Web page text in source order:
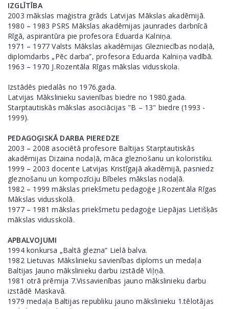
IZGLĪTĪBA
2003 mākslas maģistra grāds Latvijas Mākslas akadēmijā.
1980 – 1983 PSRS Mākslas akadēmijas jaunrades darbnīcā
Rīgā, aspirantūra pie profesora Eduarda Kalniņa.
1971 – 1977 Valsts Mākslas akadēmijas Glezniecības nodaļā,
diplomdarbs „Pēc darba”, profesora Eduarda Kalniņa vadībā.
1963 – 1970 J.Rozentāla Rīgas mākslas vidusskola.
Izstādēs piedalās no 1976.gada.
Latvijas Mākslinieku savienības biedre no 1980.gada.
Starptautiskās mākslas asociācijas "B – 13" biedre (1993 -
1999).
PEDAGOĢISKĀ DARBA PIEREDZE
2003 – 2008 asociētā profesore Baltijas Starptautiskās
akadēmijas Dizaina nodaļā, māca gleznošanu un koloristiku.
1999 – 2003 docente Latvijas Kristīgajā akadēmijā, pasniedz
gleznošanu un kompozīciju Bībeles mākslas nodaļā.
1982 – 1999 mākslas priekšmetu pedagoģe J.Rozentāla Rīgas
Mākslas vidusskolā.
1977 – 1981 mākslas priekšmetu pedagoģe Liepājas Lietišķās
mākslas vidusskolā.
APBALVOJUMI
1994 konkursa „Baltā glezna” Lielā balva.
1982 Lietuvas Mākslinieku savienības diploms un medaļa
Baltijas Jauno mākslinieku darbu izstādē Viļņā.
1981 otrā prēmija 7.Vissavienības jauno mākslinieku darbu
izstādē Maskavā.
1979 medaļa Baltijas republiku jauno mākslinieku 1.tēlotājas